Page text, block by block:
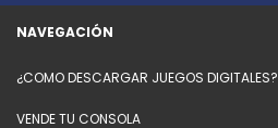
NAVEGACIÓN
¿COMO DESCARGAR JUEGOS DIGITALES?
VENDE TU CONSOLA